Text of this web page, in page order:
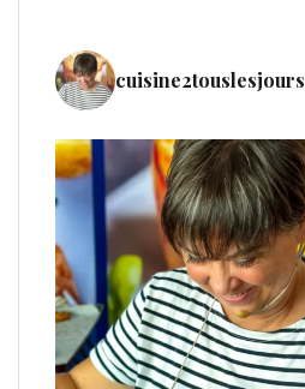
cuisine2touslesjours